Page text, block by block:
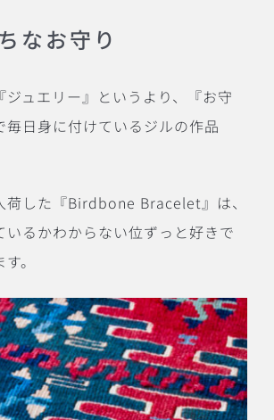
なお守り
ュエリー』というより、『お守
毎日身に付けているジルの作品
荷した『Birdbone Bracelet』は、
いるかわからない位ずっと好きで
。